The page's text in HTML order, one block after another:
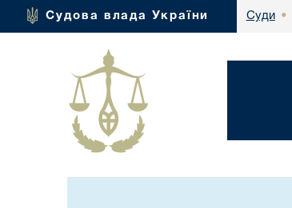
Судова влада України Суди •